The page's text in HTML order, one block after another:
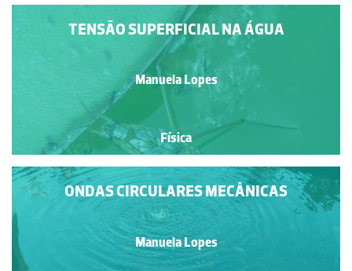
TENSÃO SUPERFICIAL NA ÁGUA
Manuela Lopes
Física
ONDAS CIRCULARES MECÂNICAS
Manuela Lopes